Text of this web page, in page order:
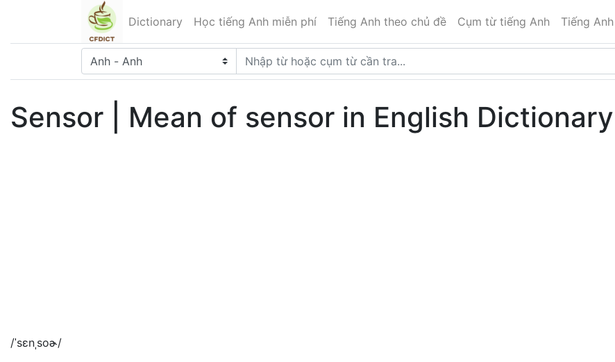
Dictionary Học tiếng Anh miễn phí Tiếng Anh theo chủ đề Cụm từ tiếng Anh Tiếng
Sensor | Mean of sensor in English Dictionary
/ˈsɛnˌsoɚ/